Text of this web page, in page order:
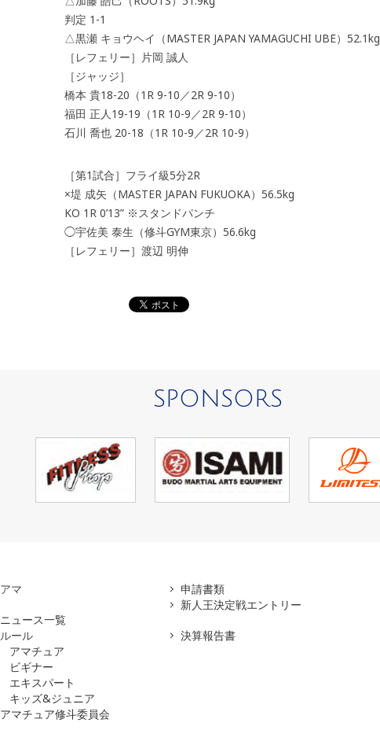
判定 1-1
△黒瀬 キョウヘイ（MASTER JAPAN YAMAGUCHI UBE）52.1kg
［レフェリー］片岡 誠人
［ジャッジ］
橋本 貴18-20（1R 9-10／2R 9-10）
福田 正人19-19（1R 10-9／2R 9-10）
石川 喬也 20-18（1R 10-9／2R 10-9）
［第1試合］フライ級5分2R
×堤 成矢（MASTER JAPAN FUKUOKA）56.5kg
KO 1R 0’13” ※スタンドパンチ
◯宇佐美 泰生（修斗GYM東京）56.6kg
［レフェリー］渡辺 明伸
SPONSORS
アマ
ニュース一覧
ルール
アマチュア
ビギナー
エキスパート
キッズ&ジュニア
アマチュア修斗委員会
申請書類
新人王決定戦エントリー
決算報告書